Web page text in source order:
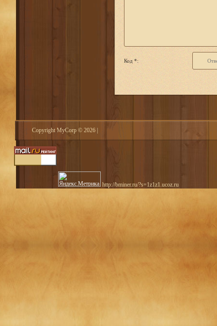
Код *:
Copyright MyCorp © 2026
http://bminer.ru/?s=1z1z1.ucoz.ru